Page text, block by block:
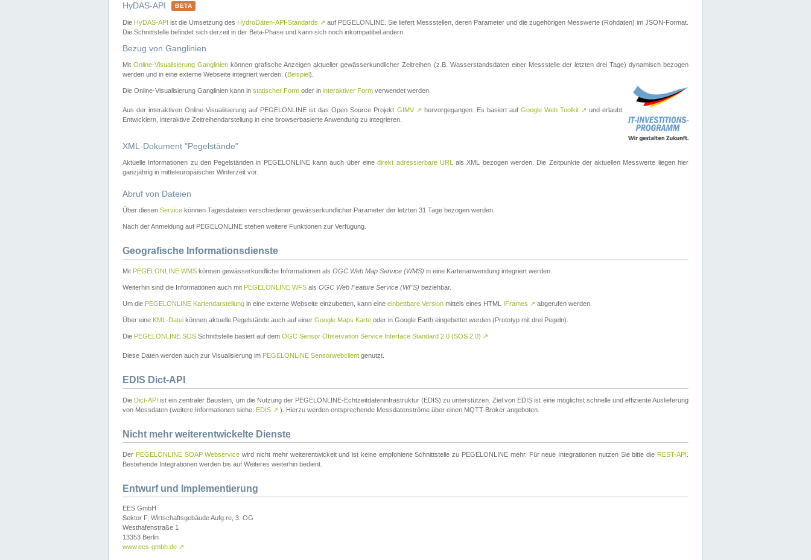
HyDAS-API BETA
Die HyDAS-API ist die Umsetzung des HydroDaten-API-Standards ↗ auf PEGELONLINE. Sie liefert Messstellen, deren Parameter und die zugehörigen Messwerte (Rohdaten) im JSON-Format.
Die Schnittstelle befindet sich derzeit in der Beta-Phase und kann sich noch inkompatibel ändern.
Bezug von Ganglinien
MitOnline-Visualisierung Ganglinien können grafische Anzeigen aktueller gewässerkundlicher Zeitreihen (z.B. Wasserstandsdaten einer Messstelle der letzten drei Tage) dynamisch bezogen
werden und in eine externe Webseite integriert werden. (Beispiel).
Die Online-Visualisierung Ganglinien kann in statischer Form oder in interaktiver Form verwendet werden.
Aus der interaktiven Online-Visualisierung auf PEGELONLINE ist das Open Source Projekt GIMV ↗ hervorgegangen. Es basiert auf Google Web Toolkit ↗ und erlaubt
Entwicklern, interaktive Zeitreihendarstellung in eine browserbasierte Anwendung zu integrieren.
XML-Dokument "Pegelstände"
Aktuelle Informationen zu den Pegelständen in PEGELONLINE kann auch über einedirekt adressierbare URL
als XML bezogen werden. Die Zeitpunkte der aktuellen Messwerte liegen hier
ganzjährig in mitteleuropäischer Winterzeit vor.
Abruf von Dateien
Über diesen Service können Tagesdateien verschiedener gewässerkundlicher Parameter der letzten 31 Tage bezogen werden.
Nach der Anmeldung auf PEGELONLINE stehen weitere Funktionen zur Verfügung.
Geografische Informationsdienste
Mit PEGELONLINE WMS können gewässerkundliche Informationen als OGC Web Map Service (WMS) in eine Kartenanwendung integriert werden.
Weiterhin sind die Informationen auch mit PEGELONLINE WFS als OGC Web Feature Service (WFS) beziehbar.
Um die PEGELONLINE Kartendarstellung in eine externe Webseite einzubetten, kann eine einbettbare Version mittels eines HTML IFrames ↗ abgerufen werden.
Über eine KML-Datei können aktuelle Pegelstände auch auf einer Google Maps Karte oder in Google Earth eingebettet werden (Prototyp mit drei Pegeln).
Die PEGELONLINE SOS Schnittstelle basiert auf dem OGC Sensor Observation Service Interface Standard 2.0 (SOS 2.0) ↗
Diese Daten werden auch zur Visualisierung im PEGELONLINE Sensorwebclient genutzt.
EDIS Dict-API
Die Dict-API ist ein zentraler Baustein, um die Nutzung der PEGELONLINE-Echtzeitdateninfrastruktur (EDIS) zu unterstützen. Ziel von EDIS ist eine möglichst schnelle und effiziente Auslieferung
von Messdaten (weitere Informationen siehe: EDIS ↗ ). Hierzu werden entsprechende Messdatenströme über einen MQTT-Broker angeboten.
Nicht mehr weiterentwickelte Dienste
Der PEGELONLINE SOAP Webservice wird nicht mehr weiterentwickelt und ist keine empfohlene Schnittstelle zu PEGELONLINE mehr. Für neue Integrationen nutzen Sie bitte die REST-API
Bestehende Integrationen werden bis auf Weiteres weiterhin bedient.
Entwurf und Implementierung
EES GmbH
Sektor F, Wirtschaftsgebäude Aufg.re, 3. OG
Westhafenstraße 1
13353 Berlin
www.ees-gmbh.de ↗